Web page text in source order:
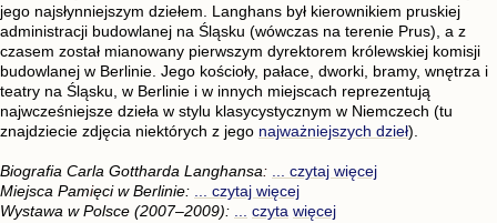
jego najsłynniejszym dziełem. Langhans był kierownikiem pruskiej
administracji budowlanej na Śląsku (wówczas na terenie Prus), a z
czasem został mianowany pierwszym dyrektorem królewskiej komisji
budowlanej w Berlinie. Jego kościoły, pałace, dworki, bramy, wnętrza i
teatry na Śląsku, w Berlinie i w innych miejscach reprezentują
najwcześniejsze dzieła w stylu klasycystycznym w Niemczech (tu
znajdziecie zdjęcia niektórych z jego najważniejszych dzieł).
Biografia Carla Gottharda Langhansa: ... czytaj więcej
Miejsca Pamięci w Berlinie: ... czytaj więcej
Wystawa w Polsce (2007–2009):
czyta więcej